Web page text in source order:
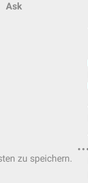
Ask
zu speichern.